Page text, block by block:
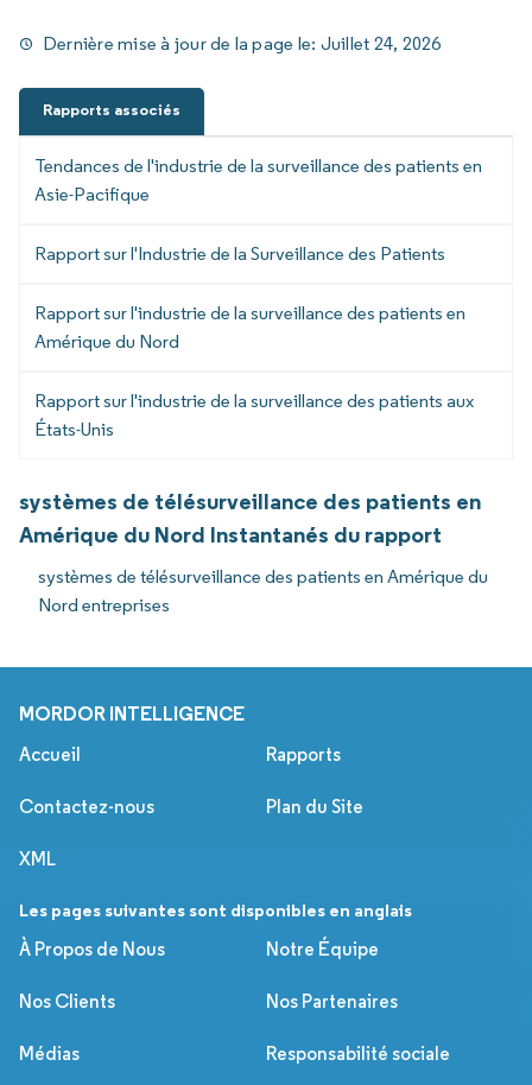
Dernière mise à jour de la page le: Juillet 24, 2026
Rapports associés
Tendances de l'industrie de la surveillance des patients en
Asie-Pacifique
Rapport sur l'Industrie de la Surveillance des Patients
Rapport sur l'industrie de la surveillance des patients en
Amérique du Nord
Rapport sur l'industrie de la surveillance des patients aux
États-Unis
systèmes de télésurveillance des patients en
Amérique du Nord Instantanés du rapport
systèmes de télésurveillance des patients en Amérique du
Nord entreprises
MORDOR INTELLIGENCE
Accueil Rapports
Contactez-nous Plan du Site
XML
Les pages suivantes sont disponibles en anglais
À Propos de Nous
Notre Équipe
Nos Clients Nos Partenaires
Médias Responsabilité sociale